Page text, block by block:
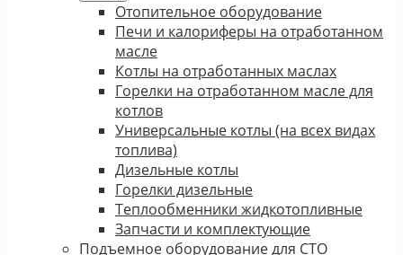
Отопительное оборудование
Печи и калориферы на отработанном
масле
Котлы на отработанных маслах
Горелки на отработанном масле для
котлов
Универсальные котлы (на всех видах
топлива)
Дизельные котлы
Горелки дизельные
Теплообменники жидкотопливные
Запчасти и комплектующие
Подъемное оборудование для СТО